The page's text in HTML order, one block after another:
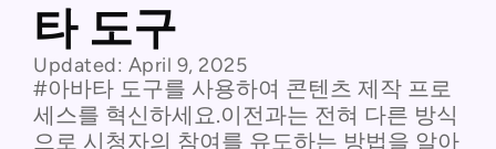
타 도구
Updated: April 9, 2025
#아바타 도구를 사용하여 콘텐츠 제작 프로
세스를 혁신하세요.이전과는 전혀 다른 방식
으로 시청자의 참여를 유도하는 방법을 알아